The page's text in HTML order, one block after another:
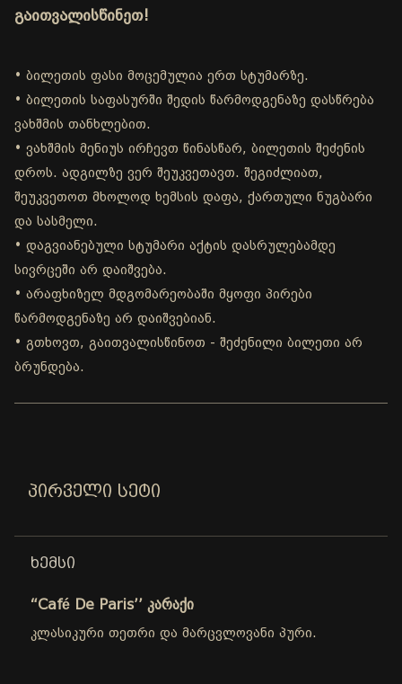
გაითვალისწინეთ!
• ბილეთის ფასი მოცემულია ერთ სტუმარზე.
• ბილეთის საფასურში შედის წარმოდგენაზე დასწრება
ვახშმის თანხლებით.
• ვახშმის მენიუს ირჩევთ წინასწარ, ბილეთის შეძენის
დროს. ადგილზე ვერ შეუკვეთავთ. შეგიძლიათ,
შეუკვეთოთ მხოლოდ ხემსის დაფა, ქართული ნუგბარი
და სასმელი.
• დაგვიანებული სტუმარი აქტის დასრულებამდე
სივრცეში არ დაიშვება.
• არაფხიზელ მდგომარეობაში მყოფი პირები
წარმოდგენაზე არ დაიშვებიან.
• გთხოვთ, გაითვალისწინოთ - შეძენილი ბილეთი არ
ბრუნდება.
ᲞᲘᲠᲕᲔᲚᲘ ᲡᲔᲢᲘ
ᲮᲔᲛᲡᲘ
“Café De Paris’’ კარაქი
კლასიკური თეთრი და მარცვლოვანი პური.